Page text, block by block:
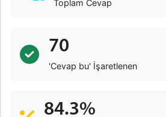
Toplam Cevap
70
'Cevap bu' İşaretlenen
84.3%